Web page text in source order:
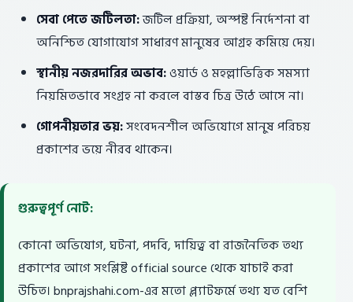
সেবা পেতে জটিলতা:জটিল প্রক্রিয়া, অস্পষ্ট নির্দেশনা বা
অনিশ্চিত যোগাযোগ সাধারণ মানুষের আগ্রহ কমিয়ে দেয়।
স্থানীয় নজরদারির অভাব:ওয়ার্ড ও মহল্লাভিত্তিক সমস্যা
নিয়মিতভাবে সংগ্রহ না করলে বাস্তব চিত্র উঠে আসে না।
গোপনীয়তার ভয়:সংবেদনশীল অভিযোগে মানুষ পরিচয়
প্রকাশের ভয়ে নীরব থাকেন।
গুরুত্বপূর্ণ নোট:
কোনো অভিযোগ, ঘটনা, পদবি, দায়িত্ব বা রাজনৈতিক তথ্য
প্রকাশের আগে সংশ্লিষ্ট official source থেকে যাচাই করা
উচিত। bnprajshahi.com-এর মতো প্ল্যাটফর্মে তথ্য যত বেশি